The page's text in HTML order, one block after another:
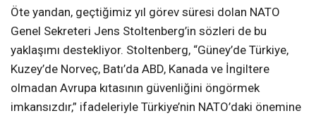
Öte yandan, geçtiğimiz yıl görev süresi dolan NATO
Genel Sekreteri Jens Stoltenberg’in sözleri de bu
yaklaşımı destekliyor. Stoltenberg, “Güney’de Türkiye,
Kuzey’de Norveç, Batı’da ABD, Kanada ve İngiltere
olmadan Avrupa kıtasının güvenliğini öngörmek
imkansızdır,” ifadeleriyle Türkiye’nin NATO’daki önemine